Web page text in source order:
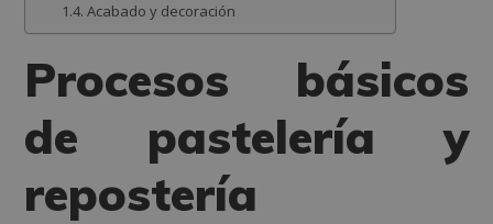
Acabado y decoración
Procesos básicos
de pastelería y
repostería